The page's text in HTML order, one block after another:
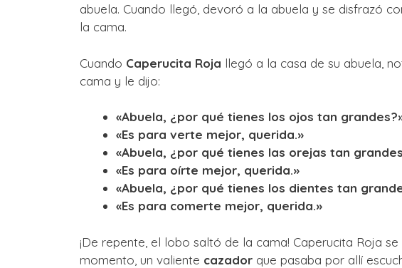
abuela. Cuando llegó, devoró a la abuela y se disfrazó
la cama.
Cuando Caperucita Roja llegó a la casa de su abuela,
cama y le dijo:
«Abuela, ¿por qué tienes los ojos tan
«Es para verte mejor, querida.»
«Abuela, ¿por qué tienes las orejas tan
«Es para oírte mejor, querida.»
«Abuela, ¿por qué tienes los dientes tan
«Es para comerte mejor, querida.»
¡De repente, el lobo saltó de la cama! Caperucita Roja
momento, un valiente cazador que pasaba por allí